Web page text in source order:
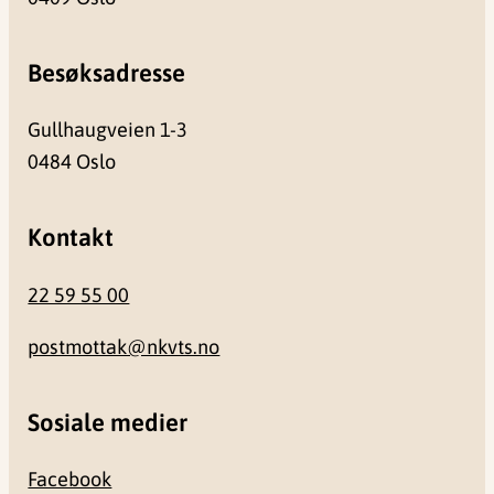
Besøksadresse
Gullhaugveien 1-3
0484 Oslo
Kontakt
22 59 55 00
postmottak@nkvts.no
Sosiale medier
Facebook